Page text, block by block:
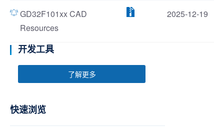
GD32F101xx CAD
Resources
2025-12-19
开发工具
了解更多
快速浏览